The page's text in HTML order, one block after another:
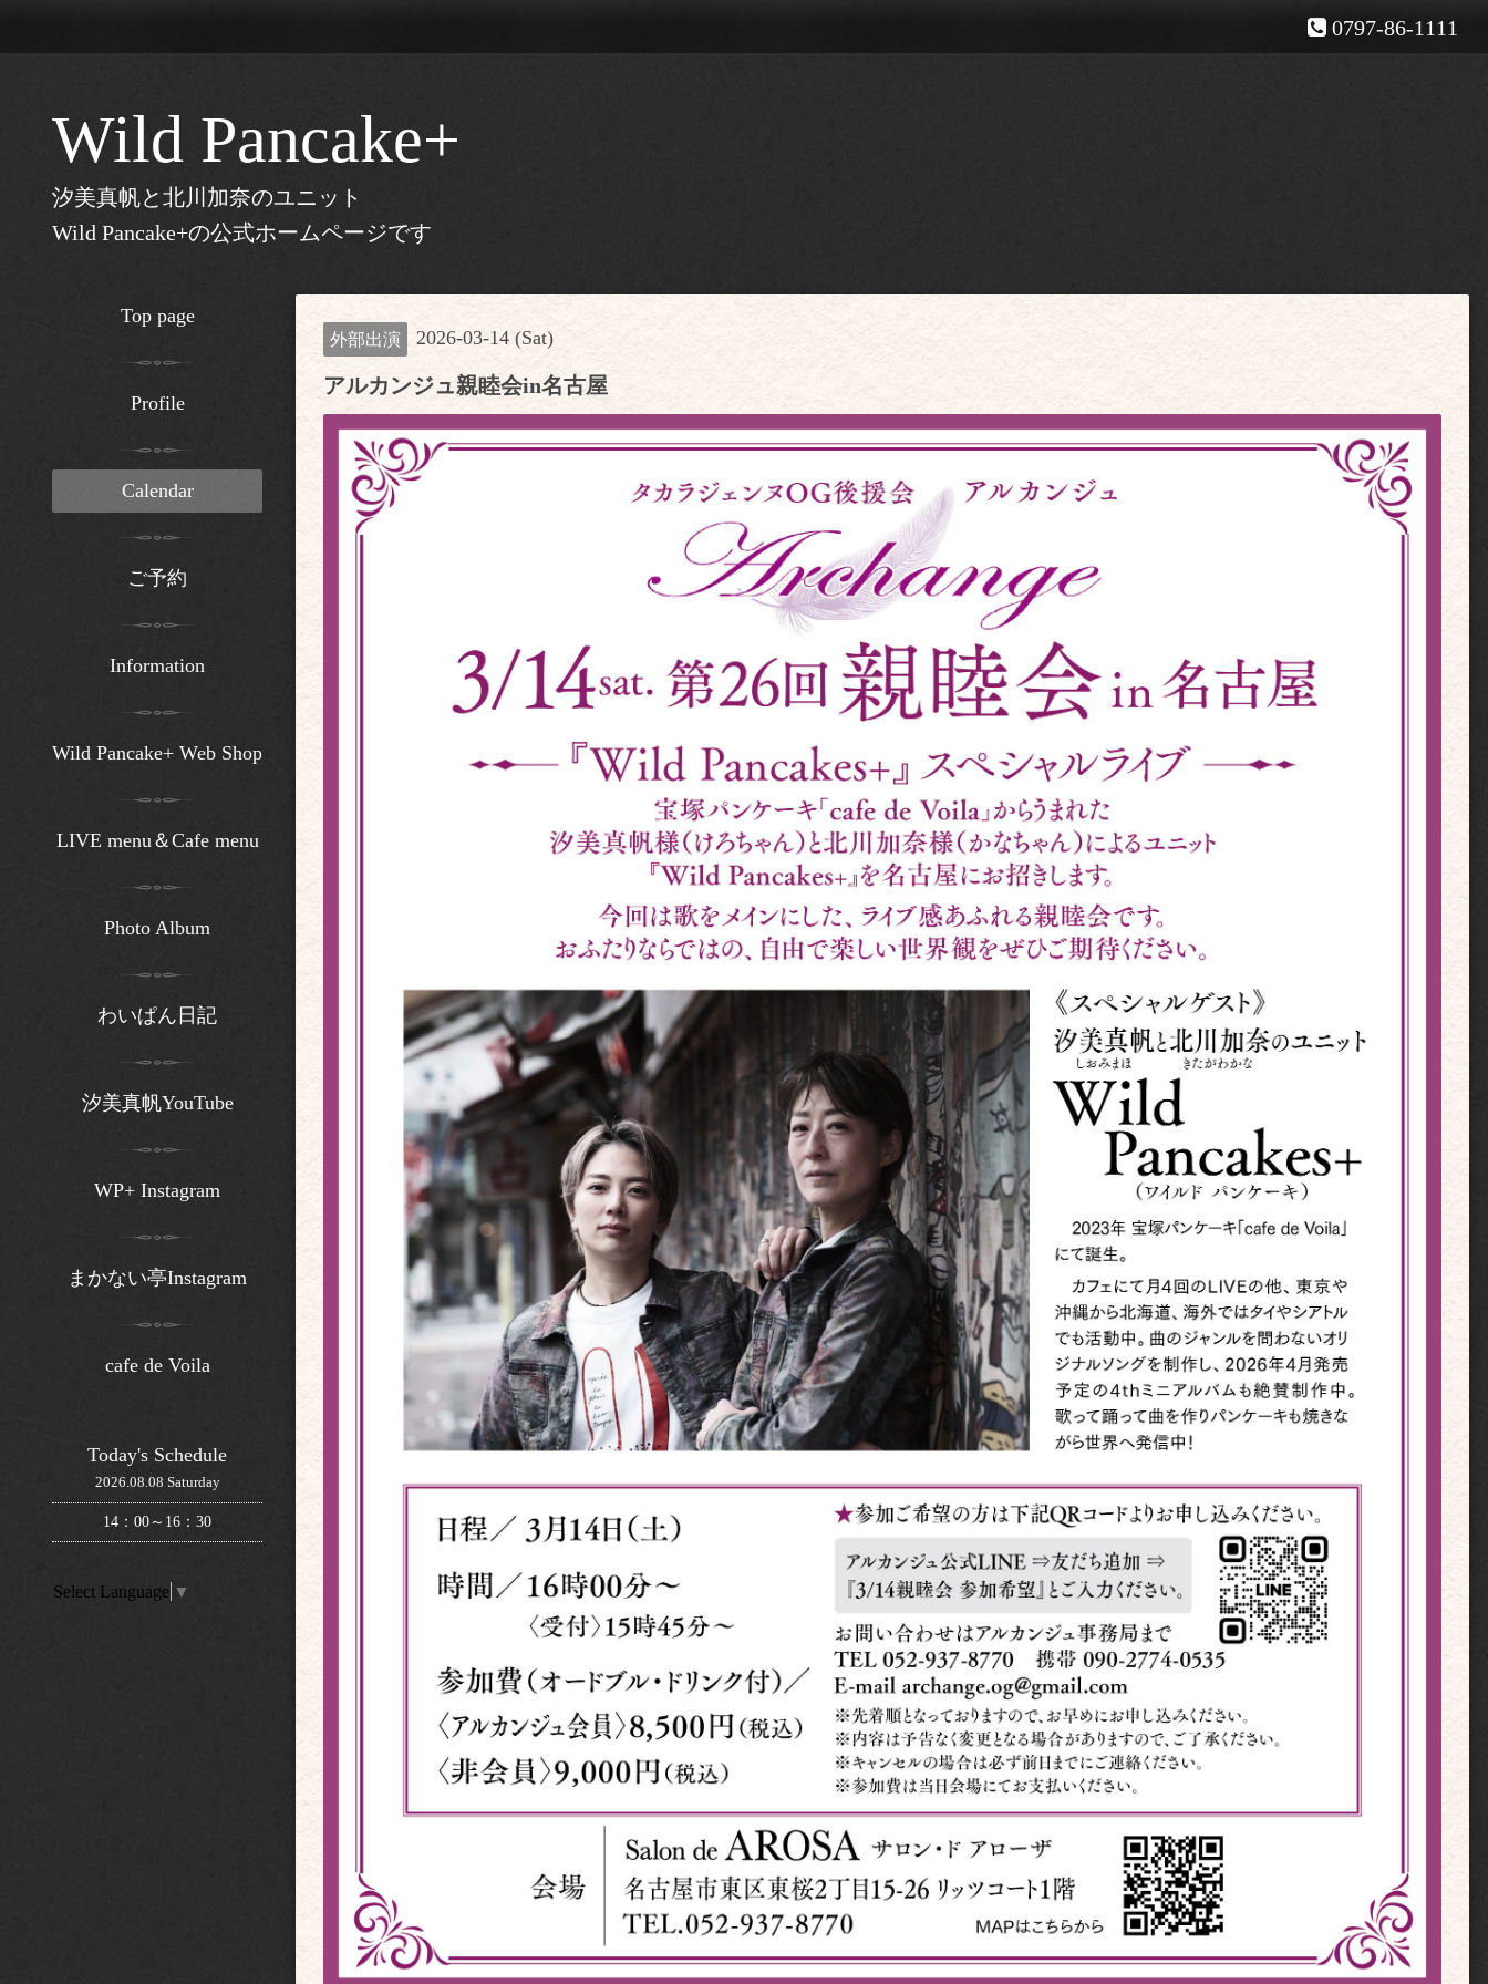
0797-86-1111
Wild Pancake+
汐美真帆と北川加奈のユニット
Wild Pancake+の公式ホームページです
外部出演 2026-03-14 (Sat)
アルカンジュ親睦会in名古屋
Top page
Profile
Calendar
ご予約
Information
Wild Pancake+ Web Shop
LIVE menu＆Cafe menu
Photo Album
わいぱん日記
汐美真帆YouTube
WP+ Instagram
まかない亭Instagram
cafe de Voila
Today's Schedule
2026.08.08 Saturday
14：00～16：30
Select Language ▼